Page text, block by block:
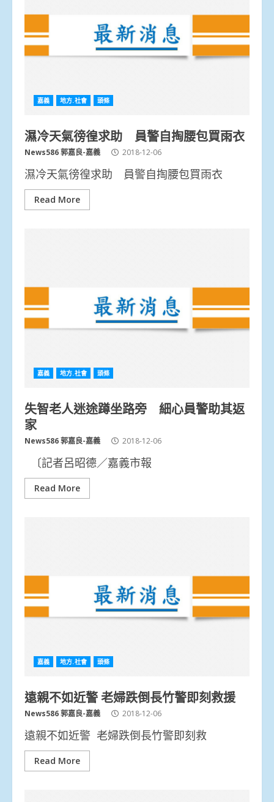
嘉義 地方.社會 頭條
濕冷天氣徬徨求助 員警自掏腰包買雨衣
News586 郭嘉良-嘉義 2018-12-06
濕冷天氣徬徨求助 員警自掏腰包買雨衣
Read More
嘉義 地方.社會 頭條
失智老人迷途蹲坐路旁 細心員警助其返
家
News586 郭嘉良-嘉義 2018-12-06
〔記者呂昭德／嘉義市報
Read More
嘉義 地方.社會 頭條
遠親不如近警 老婦跌倒長竹警即刻救援
News586 郭嘉良-嘉義 2018-12-06
遠親不如近警 老婦跌倒長竹警即刻救
Read More